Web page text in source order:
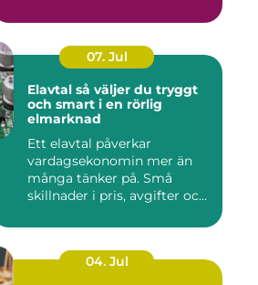
07. Jul
Elavtal så väljer du tryggt
och smart i en rörlig
elmarknad
Ett elavtal påverkar
vardagsekonomin mer än
många tänker på. Små
skillnader i pris, avgifter och
04. Jul